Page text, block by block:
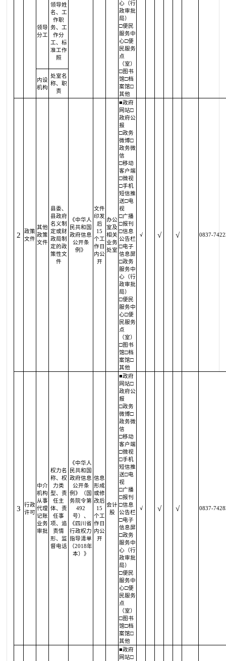
心（行
政审批
局）
□便民
服务中
心□便
民服务
点
（室）
□图书
馆□档
案馆□
其他
领导
分工
领导姓
名、工
作职
务、工
作分
工、标
准工作
照
内设
机构
处室名
称、职
责
2
政策
文件
其他
政策
文件
县委、
县政府
名义制
定或财
政局制
定的政
策性文
件
《中华人
民共和国
政府信息
公开条
例》
文件
印发
后
15
个工
作日
内公
开
办公
室及
相关
业务
处室
■政府
网站□
政府公
报
□政务
微博□
政务微
信
□移动
客户端
□微视
□手机
短信推
送□电
视
□广播
□报刊
□信息
公告栏
□电子
信息屏
□政务
服务中
心（行
政审批
局）
□便民
服务中
心□便
民服务
点
（室）
□图书
馆□档
案馆□
其他
√ √ √ 0837-
3
行政
许可
中介
机构
从事
代理
记账
业务
审批
权力名
称、权
力类
型、责
任主
体、责
任事
项、追
责情
形、监
督电话
《中华人
民共和国
政府信息
公开条
例》（国
务院令第
492
号）、
《四川省
行政权力
指导清单
（2018年
本）》
信息
形成
或修
改后
15
个工
作日
内公
开
会计
股
■政府
网站□
政府公
报
□政务
微博□
政务微
信
□移动
客户端
□微视
□手机
短信推
送□电
视
□广播
□报刊
□信息
公告栏
□电子
信息屏
□政务
服务中
心（行
政审批
局）
□便民
服务中
心□便
民服务
点
（室）
□图书
馆□档
案馆□
其他
√ √ √ 0837-
■政府
网站□